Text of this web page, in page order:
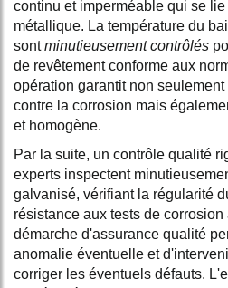
continu et imperméable qui se
métallique. La température du
sontminutieusement contrôlés
de revêtement conforme aux
opération garantit non
contre la corrosion mais
et homogène.
Par la suite, un contrôle qualité
experts inspectent
galvanisé, vérifiant la régularité
résistance aux tests de
démarche d'assurance qualité
anomalie éventuelle et
corriger les éventuels défauts.